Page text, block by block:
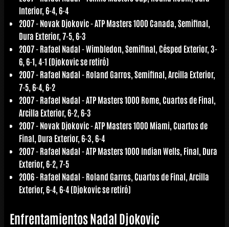
Interior, 6-4, 6-4
2007 - Novak Djokovic- ATP Masters 1000 Canada, Semifinal,
Dura Exterior, 7-5, 6-3
2007 - Rafael Nadal- Wimbledon, Semifinal, Césped Exterior, 3-
6, 6-1, 4-1 (Djokovic se retiró)
2007 - Rafael Nadal- Roland Garros, Semifinal, Arcilla Exterior,
7-5, 6-4, 6-2
2007 - Rafael Nadal- ATP Masters 1000 Rome, Cuartos de Final,
Arcilla Exterior, 6-2, 6-3
2007 - Novak Djokovic- ATP Masters 1000 Miami, Cuartos de
Final, Dura Exterior, 6-3, 6-4
2007 - Rafael Nadal- ATP Masters 1000 Indian Wells, Final, Dura
Exterior, 6-2, 7-5
2006 - Rafael Nadal- Roland Garros, Cuartos de Final, Arcilla
Exterior, 6-4, 6-4 (Djokovic se retiró)
Enfrentamientos Nadal Djokovic